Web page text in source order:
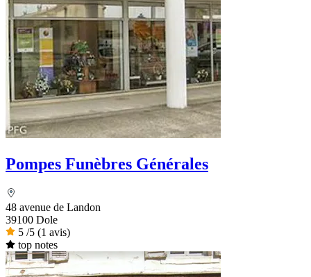
Pompes Funèbres Générales
48 avenue de Landon
39100 Dole
5 /5 (1 avis)
top notes